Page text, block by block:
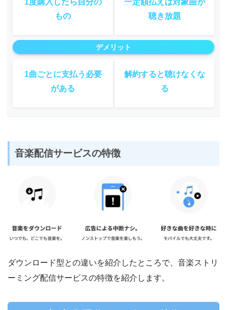
もの
聴き放題
デメリット
1曲ごとに支払う必要
がある
解約すると聴けなくな
る
音楽配信サービスの特徴
ダウンロード型との違いを紹介したところで、音楽ストリ
ーミング配信サービスの特徴を紹介します。